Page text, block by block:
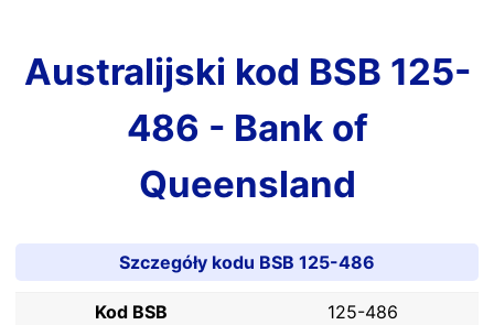
Australijski kod BSB 125-
486 - Bank of
Queensland
Szczegóły kodu BSB 125-486
Kod BSB
125-486